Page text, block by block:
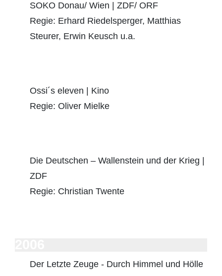
SOKO Donau/ Wien | ZDF/ ORF
Regie: Erhard Riedelsperger, Matthias
Steurer, Erwin Keusch u.a.
Ossi´s eleven | Kino
Regie: Oliver Mielke
Die Deutschen – Wallenstein und der Krieg |
ZDF
Regie: Christian Twente
Der Letzte Zeuge - Durch Himmel und Hölle